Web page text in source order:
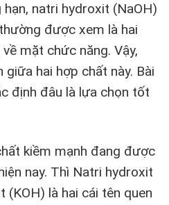
hạn, natri hydroxit (NaOH)
được xem là hai
mặt chức năng. Vậy,
giữa hai hợp chất này. Bài
định đâu là lựa chọn tốt
kiềm mạnh đang được
nay. Thì Natri hydroxit
(KOH) là hai cái tên quen